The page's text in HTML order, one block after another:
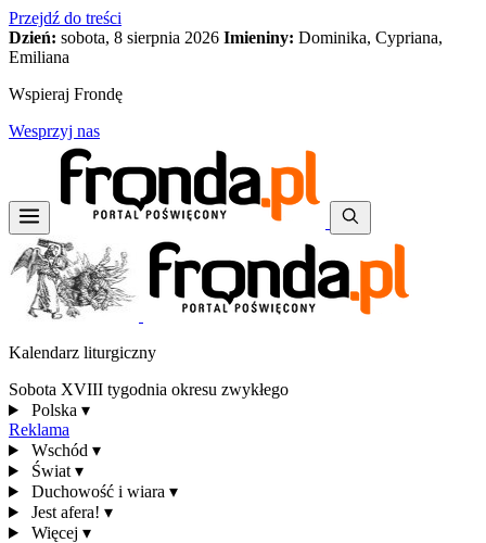
Przejdź do treści
Dzień: sobota, 8 sierpnia 2026 Imieniny: Dominika, Cypriana,
Emiliana
Wspieraj Frondę
Wesprzyj nas
Kalendarz liturgiczny
Sobota XVIII tygodnia okresu zwykłego
Polska ▾
Reklama
Wschód ▾
Świat ▾
Duchowość i wiara ▾
Jest afera! ▾
Więcej ▾